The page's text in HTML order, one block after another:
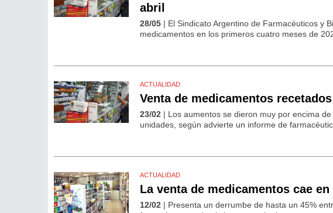
abril
28/05 | El Sindicato Argentino de Farmacéuticos y
medicamentos en los primeros cuatro meses de
ACTUALIDAD
Venta de medicamentos
23/02 | Los aumentos se dieron muy por encima
unidades, según advierte un informe de
ACTUALIDAD
La venta de medicamentos cae en
12/02 | Presenta un derrumbe de hasta un 45%